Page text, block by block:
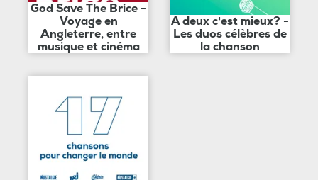
God Save The Brice -
Voyage en
Angleterre, entre
musique et cinéma
A deux c'est mieux? -
Les duos célèbres de
la chanson